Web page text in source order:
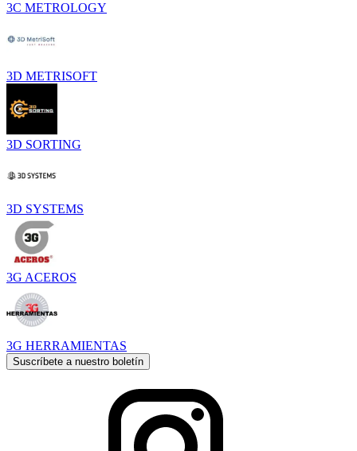
3C METROLOGY
3D METRISOFT
3D SORTING
3D SYSTEMS
3G ACEROS
3G HERRAMIENTAS
Suscríbete a nuestro boletín